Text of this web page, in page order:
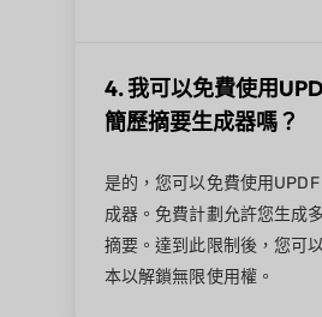
4. 我可以免費使用
簡歷摘要生成器嗎？
是的，您可以免費使用
成器。免費計劃允許您生成
摘要。達到此限制後，您可
本以解鎖無限使用權。